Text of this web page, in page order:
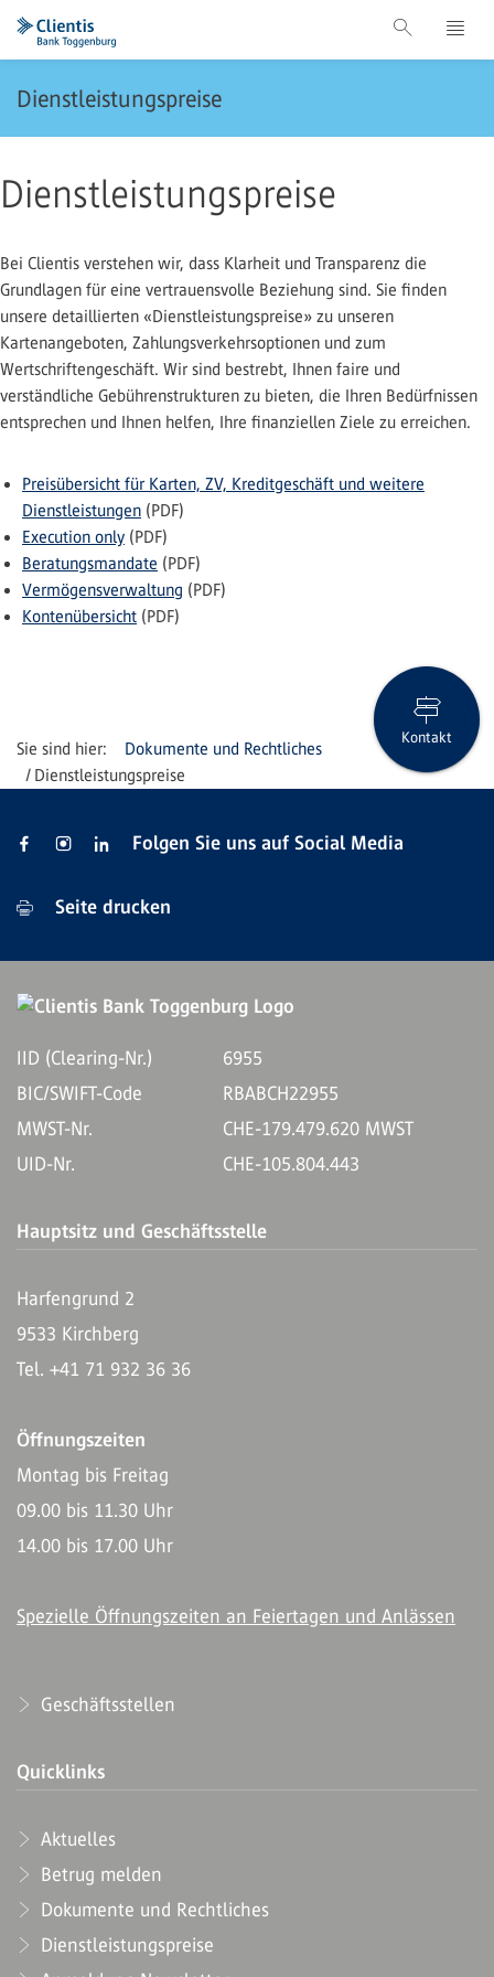
Dienstleistungspreise
Dienstleistungspreise
Bei Clientis verstehen wir, dass Klarheit und Transparenz die
Grundlagen für eine vertrauensvolle Beziehung sind. Sie finden
unsere detaillierten «Dienstleistungspreise» zu unseren
Kartenangeboten, Zahlungsverkehrsoptionen und zum
Wertschriftengeschäft. Wir sind bestrebt, Ihnen faire und
verständliche Gebührenstrukturen zu bieten, die Ihren Bedürfnissen
entsprechen und Ihnen helfen, Ihre finanziellen Ziele zu erreichen.
Preisübersicht für Karten, ZV, Kreditgeschäft und weitere
Dienstleistungen (PDF)
Execution only (PDF)
Beratungsmandate (PDF)
Vermögensverwaltung (PDF)
Kontenübersicht (PDF)
Dokumente und Rechtliches
Dienstleistungspreise
Kontakt
Folgen Sie uns auf Social Media
Seite drucken
IID (Clearing-Nr.)
6955
BIC/SWIFT-Code
RBABCH22955
MWST-Nr.
CHE-179.479.620 MWST
UID-Nr.
CHE-105.804.443
Hauptsitz und Geschäftsstelle
Harfengrund 2
9533 Kirchberg
Tel. +41 71 932 36 36
Öffnungszeiten
Montag bis Freitag
09.00 bis 11.30 Uhr
14.00 bis 17.00 Uhr
Spezielle Öffnungszeiten an Feiertagen und Anlässen
Geschäftsstellen
Quicklinks
Aktuelles
Betrug melden
Dokumente und Rechtliches
Dienstleistungspreise